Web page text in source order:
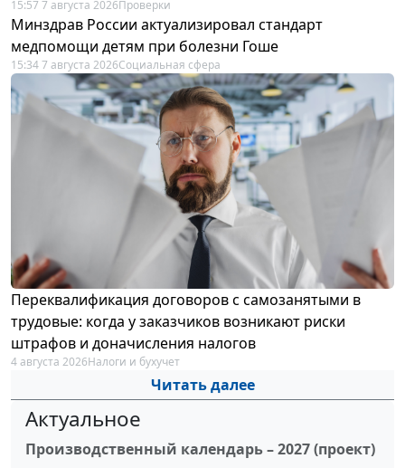
15:57 7 августа 2026Проверки
Минздрав России актуализировал стандарт
медпомощи детям при болезни Гоше
15:34 7 августа 2026Социальная сфера
Переквалификация договоров с самозанятыми в
трудовые: когда у заказчиков возникают риски
штрафов и доначисления налогов
4 августа 2026Налоги и бухучет
Читать далее
Актуальное
Производственный календарь – 2027 (проект)